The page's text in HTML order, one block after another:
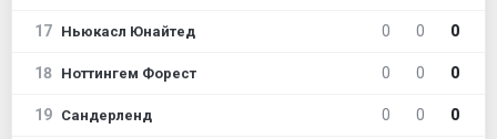
17 Ньюкасл Юнайтед 0 0 0
18 Ноттингем Форест 0 0 0
19 Сандерленд 0 0 0